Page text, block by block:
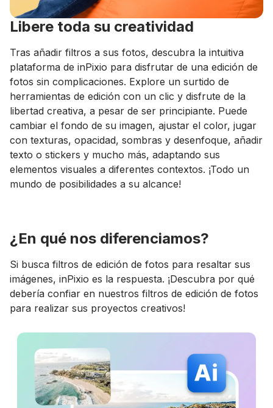
Libere toda su creatividad
Tras añadir filtros a sus fotos, descubra la intuitiva
plataforma de inPixio para disfrutar de una edición de
fotos sin complicaciones. Explore un surtido de
herramientas de edición con un clic y disfrute de la
libertad creativa, a pesar de ser principiante. Puede
cambiar el fondo de su imagen, ajustar el color, jugar
con texturas, opacidad, sombras y desenfoque, añadir
texto o stickers y mucho más, adaptando sus
elementos visuales a diferentes contextos. ¡Todo un
mundo de posibilidades a su alcance!
¿En qué nos diferenciamos?
Si busca filtros de edición de fotos para resaltar sus
imágenes, inPixio es la respuesta. ¡Descubra por qué
debería confiar en nuestros filtros de edición de fotos
para realizar sus proyectos creativos!